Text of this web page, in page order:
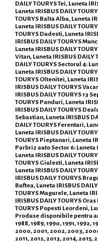
DAILY TOURYS Tei, Luneta
Luneta IRISBUS DAILY
TOURYS Balta Alba, Luneta
Luneta IRISBUS DAILY
TOURYS Dudesti, Luneta
IRISBUS DAILY TOURYS
Luneta IRISBUS DAILY
Vitan, Luneta IRISBUS DAILY
DAILY TOURYS Sectorul 4:
Luneta IRISBUS DAILY
TOURYS Oltenitei, Luneta
IRISBUS DAILY TOURYS
IRISBUS DAILY TOURYS 13
TOURYS Panduri, Luneta
IRISBUS DAILY TOURYS
Sebastian, Luneta IRISBUS
DAILY TOURYS Ferentari,
Luneta IRISBUS DAILY
TOURYS Pieptanari, Luneta
Parbriz auto Sector 6: Luneta
Luneta IRISBUS DAILY
TOURYS Giulesti, Luneta
Luneta IRISBUS DAILY
IRISBUS DAILY TOURYS
Buftea, Luneta IRISBUS
TOURYS Magurele, Luneta
IRISBUS DAILY TOURYS
TOURYS Popesti Leordeni,
Produse disponibile pentru
1988, 1989, 1990, 1991, 1992,
2000, 2001, 2002, 2003,
2011, 2012, 2013, 2014, 2015,